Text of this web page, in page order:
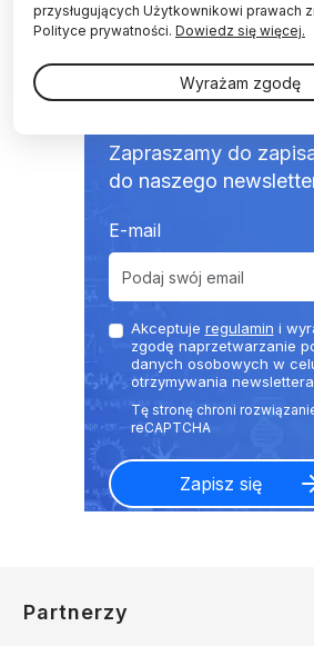
Zapraszamy do
do naszego
E-mail
Akceptuje regulamin i
zgodę naprzetwarzanie
danych osobowych w
otrzymywania
Partnerzy
przysługujących Użytkownikowi prawach
Polityce prywatności. Dowiedz się więcej.
Wyrażam zgodę